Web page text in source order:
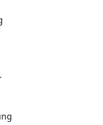
Sie den